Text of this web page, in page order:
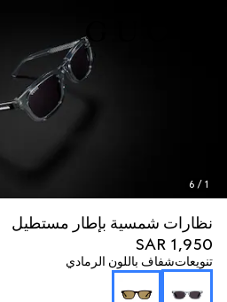
1
/
6
نظارات شمسية بإطار مستطيل
SAR 1,950
تنويعاتشفاف باللون الرمادي